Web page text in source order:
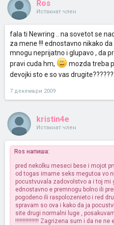
Ros
Истакнат член
fala ti Newring .. na sovetot se
za mene !!! ednostavno nikako
mnogu neprijatno i glupavo , da
pravi cuda hm,
mozda treba
devojki sto e so vas
7 декември 2009
kristin4e
Истакнат член
Ros напиша:
pred nekolku meseci bese i mojot
od togas imame seks megutoa vo
pocustvuvala zadovolstvo a i toj mi
ednostavno e premnogu bolno ili
pogodeno ili raspolozenieto i red
spravam so ova i kako da ja
site drugi normalni luge ,
!!!!!!!!!!!!!!!! Zagrizena sum i da ne ne